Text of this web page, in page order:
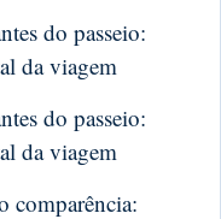
do passeio:
da viagem
do passeio:
da viagem
comparência: